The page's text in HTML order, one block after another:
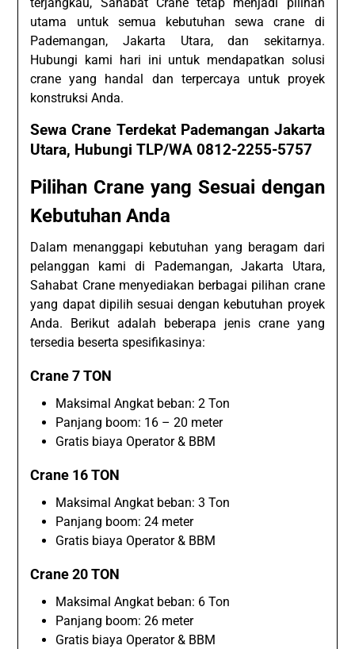
utama untuk semua kebutuhan sewa crane di
Pademangan, Jakarta Utara, dan sekitarnya.
Hubungi kami hari ini untuk mendapatkan solusi
crane yang handal dan terpercaya untuk proyek
konstruksi Anda.
Sewa Crane Terdekat Pademangan Jakarta
Utara, Hubungi TLP/WA 0812-2255-5757
Pilihan Crane yang Sesuai dengan
Kebutuhan Anda
Dalam menanggapi kebutuhan yang beragam dari
pelanggan kami di Pademangan, Jakarta Utara,
Sahabat Crane menyediakan berbagai pilihan crane
yang dapat dipilih sesuai dengan kebutuhan proyek
Anda. Berikut adalah beberapa jenis crane yang
tersedia beserta spesifikasinya:
Crane 7 TON
Maksimal Angkat beban: 2 Ton
Panjang boom: 16 – 20 meter
Gratis biaya Operator & BBM
Crane 16 TON
Maksimal Angkat beban: 3 Ton
Panjang boom: 24 meter
Gratis biaya Operator & BBM
Crane 20 TON
Maksimal Angkat beban: 6 Ton
Panjang boom: 26 meter
Gratis biaya Operator & BBM